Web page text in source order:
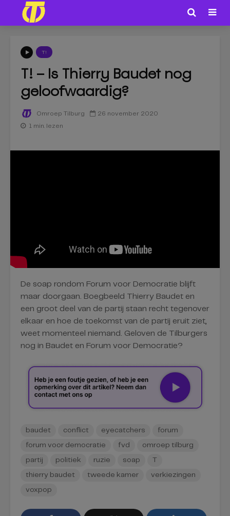
T!
T! – Is Thierry Baudet nog
geloofwaardig?
Omroep Tilburg 26 november 2020
1 min. lezen
De soap rondom Forum voor Democratie blijft
maar doorgaan. Boegbeeld Thierry Baudet en
een groot deel van de partij staan recht tegenover
elkaar en hoe de toekomst van de partij eruit ziet,
weet momenteel niemand. Geloven de Tilburgers
nog in Baudet en Forum voor Democratie?
baudet conflict eyecatchers forum
forum voor democratie fvd omroep tilburg
partij politiek ruzie soap T
thierry baudet tweede kamer verkiezingen
voxpop